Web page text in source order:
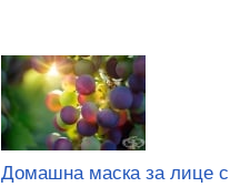
Домашна маска за лице с